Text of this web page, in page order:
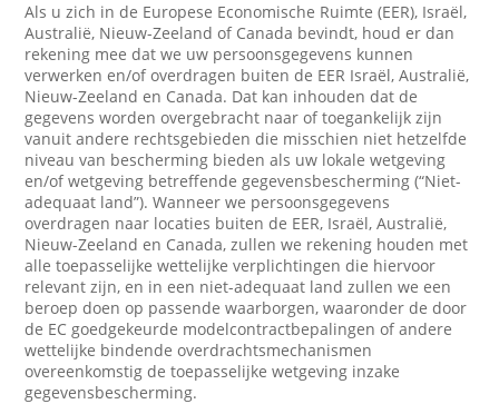
Als u zich in de Europese Economische Ruimte (EER), Israël,
Australië, Nieuw-Zeeland of Canada bevindt, houd er dan
rekening mee dat we uw persoonsgegevens kunnen
verwerken en/of overdragen buiten de EER Israël, Australië,
Nieuw-Zeeland en Canada. Dat kan inhouden dat de
gegevens worden overgebracht naar of toegankelijk zijn
vanuit andere rechtsgebieden die misschien niet hetzelfde
niveau van bescherming bieden als uw lokale wetgeving
en/of wetgeving betreffende gegevensbescherming (“Niet-
adequaat land”). Wanneer we persoonsgegevens
overdragen naar locaties buiten de EER, Israël, Australië,
Nieuw-Zeeland en Canada, zullen we rekening houden met
alle toepasselijke wettelijke verplichtingen die hiervoor
relevant zijn, en in een niet-adequaat land zullen we een
beroep doen op passende waarborgen, waaronder de door
de EC goedgekeurde modelcontractbepalingen of andere
wettelijke bindende overdrachtsmechanismen
overeenkomstig de toepasselijke wetgeving inzake
gegevensbescherming.